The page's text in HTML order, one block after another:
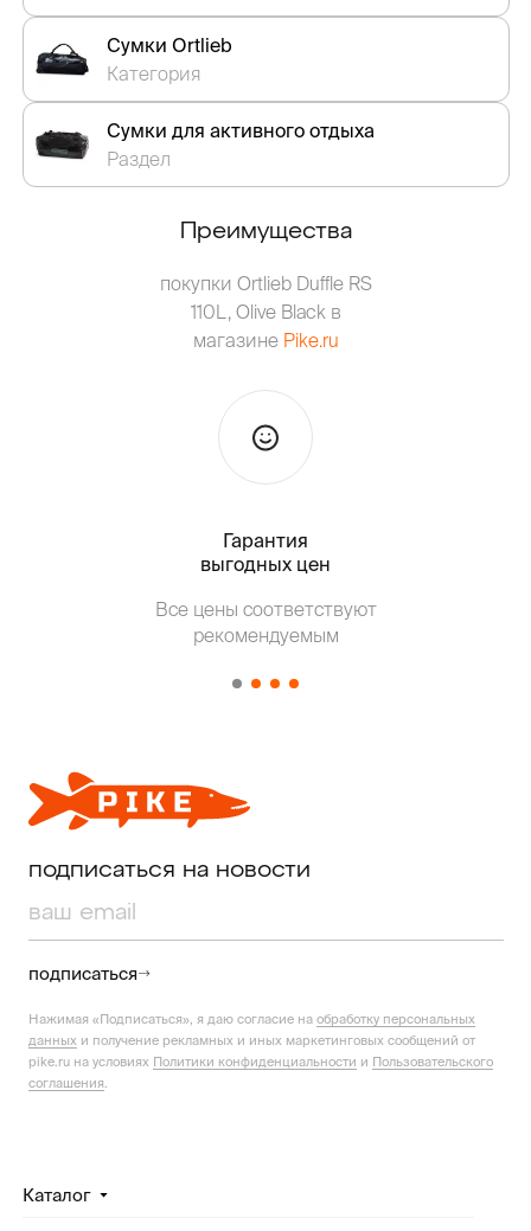
Сумки Ortlieb
Категория
Сумки для активного отдыха
Раздел
Преимущества
покупки Ortlieb Duffle RS
110L, Olive Black в
магазине Pike.ru
Гарантия
выгодных цен
Все цены соответствуют
рекомендуемым
подписаться на новости
подписаться
Нажимая «Подписаться», я даю согласие на обработку персональных
данных и получение рекламных и иных маркетинговых сообщений от
pike.ru на условиях Политики конфиденциальности и Пользовательского
соглашения
Каталог